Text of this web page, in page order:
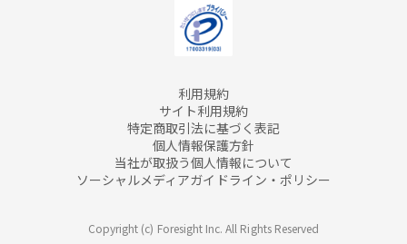
利用規約
サイト利用規約
特定商取引法に基づく表記
個人情報保護方針
当社が取扱う個人情報について
ソーシャルメディアガイドライン・ポリシー
Copyright (c) Foresight Inc. All Rights Reserved